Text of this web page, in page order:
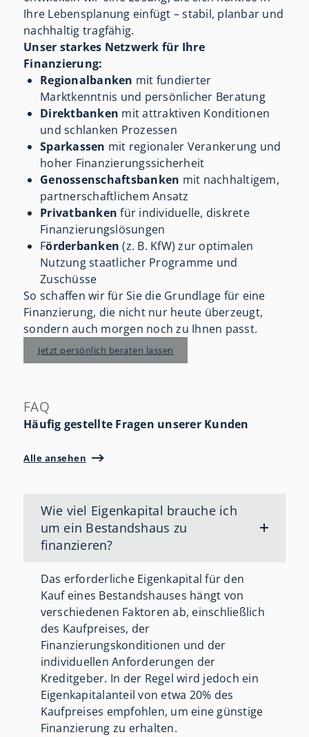
Ihre Lebensplanung einfügt – stabil, planbar und
nachhaltig tragfähig.
Unser starkes Netzwerk für Ihre
Finanzierung:
Regionalbanken mit fundierter
Marktkenntnis und persönlicher Beratung
Direktbanken mit attraktiven Konditionen
und schlanken Prozessen
Sparkassen mit regionaler Verankerung und
hoher Finanzierungssicherheit
Genossenschaftsbanken mit nachhaltigem,
partnerschaftlichem Ansatz
Privatbankenfür individuelle, diskrete
Finanzierungslösungen
Förderbanken (z. B. KfW) zur optimalen
Nutzung staatlicher Programme und
Zuschüsse
So schaffen wir für Sie die Grundlage für eine
Finanzierung, die nicht nur heute überzeugt,
sondern auch morgen noch zu Ihnen passt.
Jetzt persönlich beraten lassen
FAQ
Häufig gestellte Fragen unserer Kunden
Alle ansehen
Wie viel Eigenkapital brauche ich
um ein Bestandshaus zu
finanzieren?
Das erforderliche Eigenkapital für den
Kauf eines Bestandshauses hängt von
verschiedenen Faktoren ab, einschließlich
des Kaufpreises, der
Finanzierungskonditionen und der
individuellen Anforderungen der
Kreditgeber. In der Regel wird jedoch ein
Eigenkapitalanteil von etwa 20% des
Kaufpreises empfohlen, um eine günstige
Finanzierung zu erhalten.